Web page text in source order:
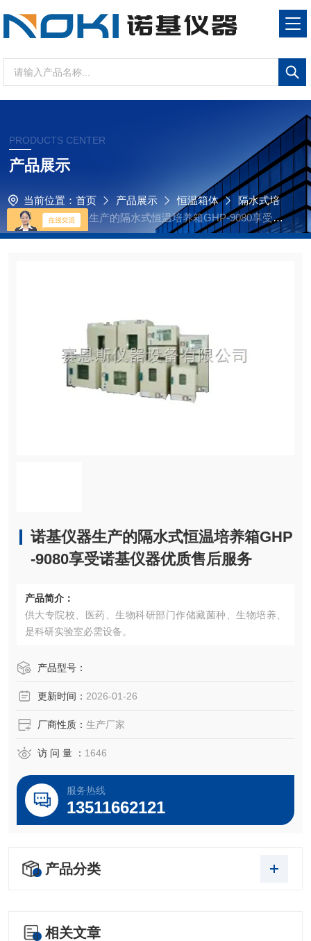
PRODUCTS CENTER
产品展示
当前位置： 首页 产品展示 恒温箱体
隔水式培
养箱
诺基仪器生产的隔水式恒温培养箱GHP-9080享受诺
基仪器优质售后服务
诺基仪器生产的隔水式恒温培养箱GHP
-9080享受诺基仪器优质售后服务
产品简介：
供大专院校、医药、生物科研部门作储藏菌种、生物培养、
是科研实验室必需设备。
产品型号：
更新时间： 2026-01-26
厂商性质： 生产厂家
访 问 量 ： 1646
服务热线
13511662121
产品分类
相关文章